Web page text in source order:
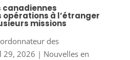
canadiennes
à l’étranger
missions
des
29, 2026 | Nouvelles en